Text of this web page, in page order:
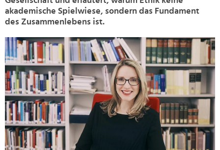
akademische Spielwiese, sondern das Fundament
des Zusammenlebens ist.
>